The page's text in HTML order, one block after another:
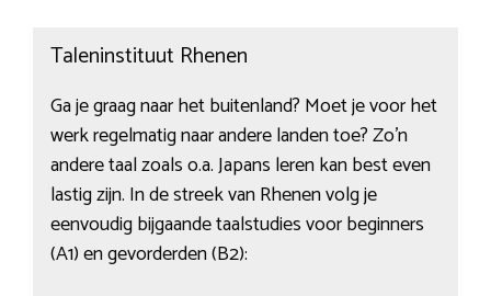
Taleninstituut Rhenen
Ga je graag naar het buitenland? Moet je voor het
werk regelmatig naar andere landen toe? Zo’n
andere taal zoals o.a. Japans leren kan best even
lastig zijn. In de streek van Rhenen volg je
eenvoudig bijgaande taalstudies voor beginners
(A1) en gevorderden (B2):